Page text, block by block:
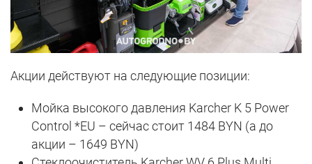
Акции действуют на следующие позиции:
Мойка высокого давления Karcher K 5 Power
Control *EU – сейчас стоит 1484 BYN (а до
акции – 1649 BYN)